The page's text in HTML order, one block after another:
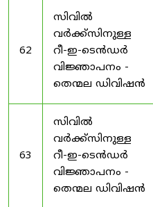
62
സിവിൽ
വർക്ക്സിനുള്ള
റീ-ഇ-ടെൻഡർ
വിജ്ഞാപനം -
തെന്മല ഡിവിഷൻ
63
സിവിൽ
വർക്ക്സിനുള്ള
റീ-ഇ-ടെൻഡർ
വിജ്ഞാപനം -
തെന്മല ഡിവിഷൻ